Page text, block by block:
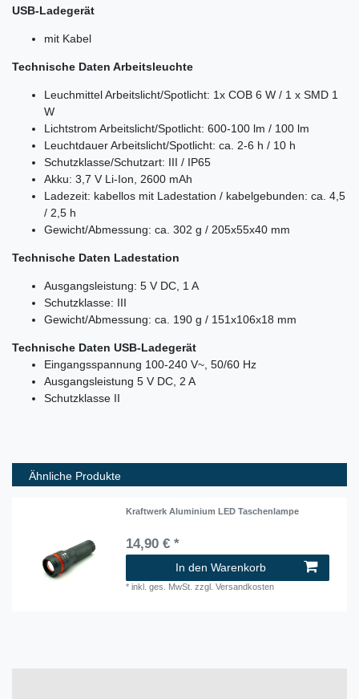
USB-Ladegerät
mit Kabel
Technische Daten Arbeitsleuchte
Leuchmittel Arbeitslicht/Spotlicht: 1x COB 6 W / 1 x SMD 1
W
Lichtstrom Arbeitslicht/Spotlicht: 600-100 lm / 100 lm
Leuchtdauer Arbeitslicht/Spotlicht: ca. 2-6 h / 10 h
Schutzklasse/Schutzart: III / IP65
Akku: 3,7 V Li-Ion, 2600 mAh
Ladezeit: kabellos mit Ladestation / kabelgebunden: ca. 4,5
/ 2,5 h
Gewicht/Abmessung: ca. 302 g / 205x55x40 mm
Technische Daten Ladestation
Ausgangsleistung: 5 V DC, 1 A
Schutzklasse: III
Gewicht/Abmessung: ca. 190 g / 151x106x18 mm
Technische Daten USB-Ladegerät
Eingangsspannung 100-240 V~, 50/60 Hz
Ausgangsleistung 5 V DC, 2 A
Schutzklasse II
Ähnliche Produkte
Kraftwerk Aluminium LED Taschenlampe
14,90 € *
In den Warenkorb
*inkl. ges. MwSt. zzgl.Versandkosten